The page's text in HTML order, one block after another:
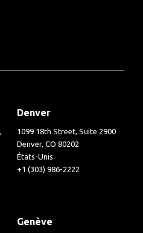
Denver
1099 18th Street, Suite 2900
Denver, CO 80202
États-Unis
+1 (303) 986-2222
Genève